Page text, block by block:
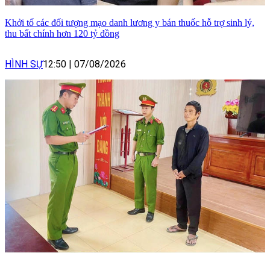
Khởi tố các đối tượng mạo danh lương y bán thuốc hỗ trợ sinh lý,
thu bất chính hơn 120 tỷ đồng
HÌNH SỰ12:50 07/08/2026